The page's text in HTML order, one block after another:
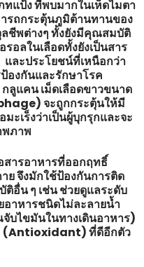
แป้ง ที่พบมากในเห็ดไมตา
รถกระตุ้นภูมิต้านทานของ
ลชีพต่างๆ ทั้งยังมีคุณสมบัติ
อลในเลือดทั้งยังเป็นสาร
ะประโยชน์ที่เหนือกว่า
องกันและรักษาโรค
กลูแคน เม็ดเลือดขาวขนาด
จะถูกกระตุ้นให้มี
ะเร็งว่าเป็นผู้บุกรุกและจะ
พภาพ
สารอาหารที่ออกฤทธิ์
ย จึงมักใช้ป้องกันการติด
อื่น ๆ เช่น ช่วยดูแลระดับ
อาหารชนิดไม่ละลายน้ำ
ไขมันในทางเดินอาหาร)
(Antioxidant) ที่ดีอีกตัว